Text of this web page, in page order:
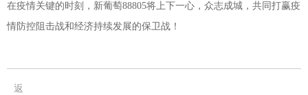
在疫情关键的时刻，新葡萄88805将上下一心，众志成城，共同打赢疫
情防控阻击战和经济持续发展的保卫战！
返